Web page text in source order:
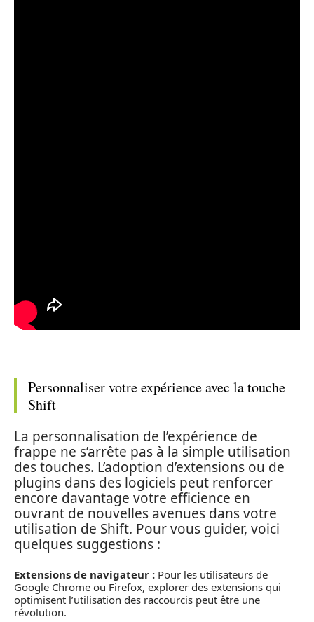
Personnaliser votre expérience avec la touche
Shift
La personnalisation de l’expérience de
frappe ne s’arrête pas à la simple utilisation
des touches. L’adoption d’extensions ou de
plugins dans des logiciels peut renforcer
encore davantage votre efficience en
ouvrant de nouvelles avenues dans votre
utilisation de Shift. Pour vous guider, voici
quelques suggestions :
Extensions de navigateur : Pour les utilisateurs de
Google Chrome ou Firefox, explorer des extensions qui
optimisent l’utilisation des raccourcis peut être une
révolution.